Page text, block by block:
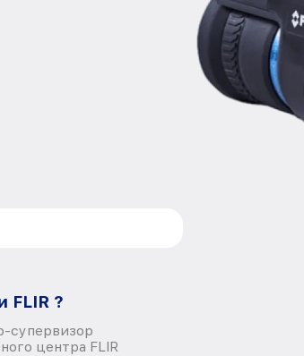
FLIR ?
супервизор
центра FLIR